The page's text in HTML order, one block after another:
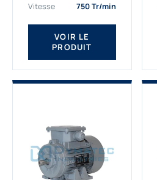
fournissons
des moteurs
asynchrones depuis de
nombreuses années....
Vitesse
750 Tr/min
VOIR LE
PRODUIT